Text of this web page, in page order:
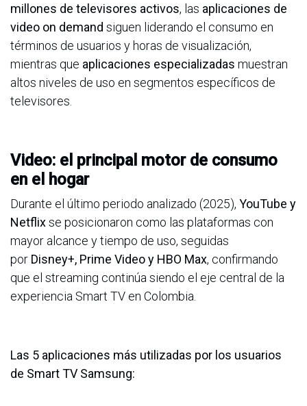
millones de televisores activos, las aplicaciones de
video on demand siguen liderando el consumo en
términos de usuarios y horas de visualización,
mientras que aplicaciones especializadas muestran
altos niveles de uso en segmentos específicos de
televisores.
Video: el principal motor de consumo
en el hogar
Durante el último periodo analizado (2025), YouTube y
Netflixse posicionaron como las plataformas con
mayor alcance y tiempo de uso, seguidas
por Disney+, Prime Video y HBO Max, confirmando
que el streaming continúa siendo el eje central de la
experiencia Smart TV en Colombia.
Las 5 aplicaciones más utilizadas por los usuarios
de Smart TV Samsung: